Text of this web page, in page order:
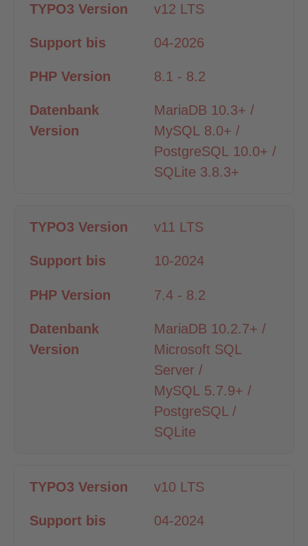
v12 LTS
04-2026
8.1 - 8.2
MariaDB 10.3+ /
MySQL 8.0+ /
PostgreSQL 10.0+ /
SQLite 3.8.3+
v11 LTS
10-2024
7.4 - 8.2
MariaDB 10.2.7+ /
Microsoft SQL
Server /
MySQL 5.7.9+ /
PostgreSQL /
SQLite
v10 LTS
04-2024